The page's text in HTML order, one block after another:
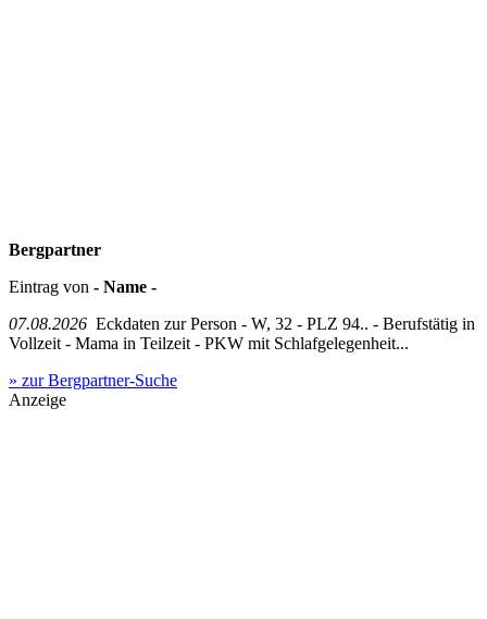
Bergpartner
Eintrag von - Name -
07.08.2026 Eckdaten zur Person - W, 32 - PLZ 94.. - Berufstätig in
Vollzeit - Mama in Teilzeit - PKW mit Schlafgelegenheit...
» zur Bergpartner-Suche
Anzeige